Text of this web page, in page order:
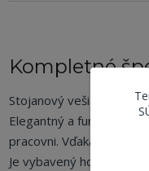
Kompletné
Stojanový vešiak –
Elegantný a funkčný
pracovni. Vďaka svojmu
Je vybavený hornou